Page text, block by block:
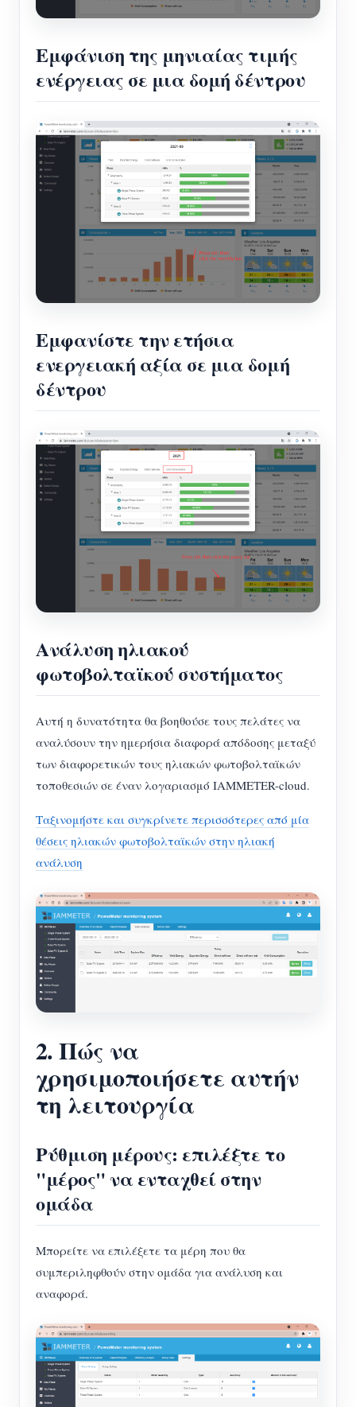
Εμφάνιση της μηνιαίας τιμής
ενέργειας σε μια δομή δέντρου
Εμφανίστε την ετήσια
ενεργειακή αξία σε μια δομή
δέντρου
Ανάλυση ηλιακού
φωτοβολταϊκού συστήματος
Αυτή η δυνατότητα θα βοηθούσε τους πελάτες να
αναλύσουν την ημερήσια διαφορά απόδοσης μεταξύ
των διαφορετικών τους ηλιακών φωτοβολταϊκών
τοποθεσιών σε έναν λογαριασμό IAMMETER-cloud.
Ταξινομήστε και συγκρίνετε περισσότερες από μία
θέσεις ηλιακών φωτοβολταϊκών στην ηλιακή
ανάλυση
2. Πώς να
χρησιμοποιήσετε αυτήν
τη λειτουργία
Ρύθμιση μέρους: επιλέξτε το
"μέρος" να ενταχθεί στην
ομάδα
Μπορείτε να επιλέξετε τα μέρη που θα
συμπεριληφθούν στην ομάδα για ανάλυση και
αναφορά.